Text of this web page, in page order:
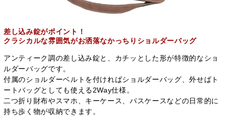
差し込み錠がポイント！
クラシカルな雰囲気がお洒落なかっちりショルダーバッグ
アンティーク調の差し込み錠と、カチッとした形が特徴的なショ
ルダーバッグです。
付属のショルダーベルトを付ければショルダーバッグ、外せばト
ートバッグとしても使える2Way仕様。
二つ折り財布やスマホ、キーケース、パスケースなどの日常的に
持ち歩く物が収納できます。